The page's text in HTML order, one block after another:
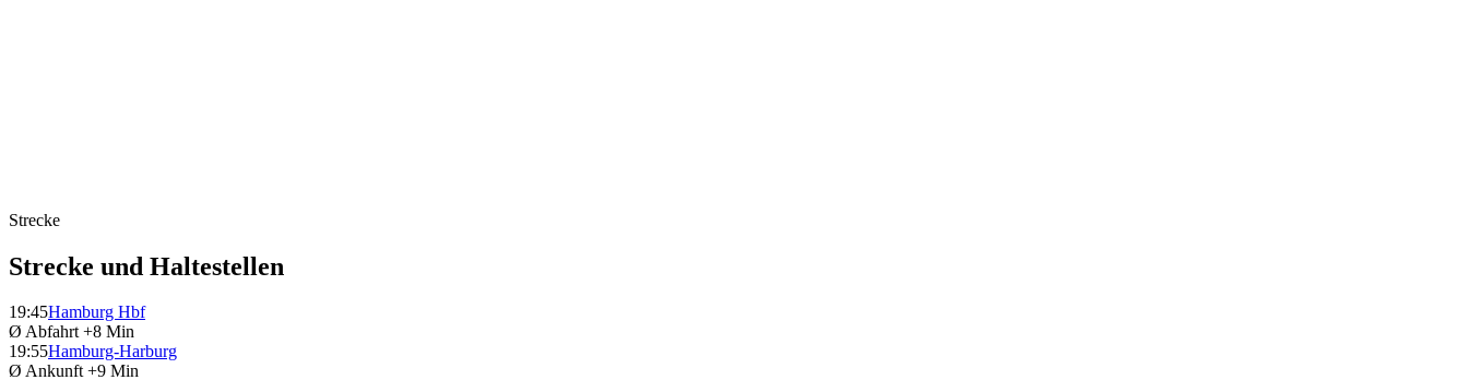
Strecke
Strecke und Haltestellen
19:45Hamburg Hbf
Ø Abfahrt +8 Min
19:55Hamburg-Harburg
Ø Ankunft +9 Min